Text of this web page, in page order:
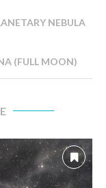
NEBULA
(FULL MOON)